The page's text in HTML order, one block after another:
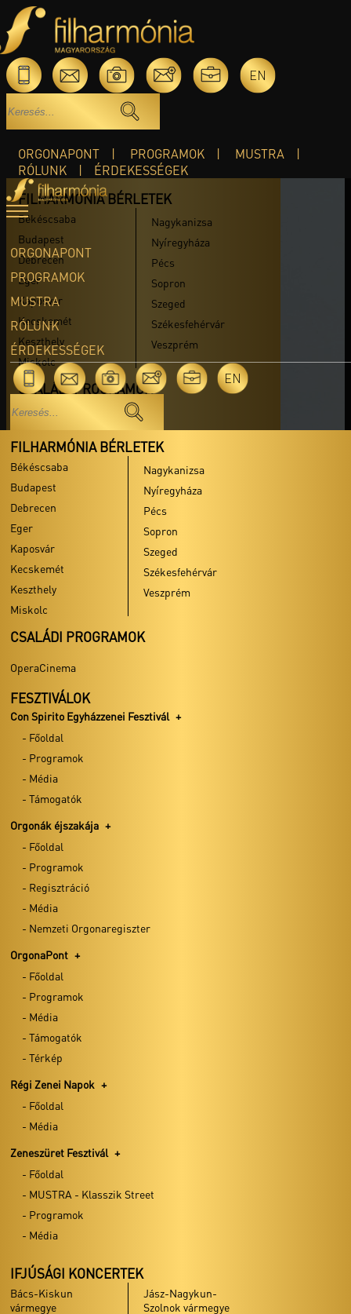
EN
ORGONAPONT PROGRAMOK
MUSTRA
RÓLUNK
ÉRDEKESSÉGEK
ORGONAPONT
PROGRAMOK
MUSTRA
RÓLUNK
ÉRDEKESSÉGEK
EN
FILHARMÓNIA BÉRLETEK
Békéscsaba
Budapest
Debrecen
Eger
Kaposvár
Kecskemét
Keszthely
Miskolc
Nagykanizsa
Nyíregyháza
Pécs
Sopron
Szeged
Székesfehérvár
Veszprém
CSALÁDI PROGRAMOK
OperaCinema
FESZTIVÁLOK
Con Spirito Egyházzenei Fesztivál
- Főoldal
- Programok
- Média
- Támogatók
Orgonák éjszakája
- Főoldal
- Programok
- Regisztráció
- Média
- Nemzeti Orgonaregiszter
OrgonaPont
- Főoldal
- Programok
- Média
- Támogatók
- Térkép
Régi Zenei Napok
- Főoldal
- Média
Zeneszüret Fesztivál
- Főoldal
- MUSTRA - Klasszik Street
- Programok
- Média
IFJÚSÁGI KONCERTEK
Bács-Kiskun
vármegye
Jász-Nagykun-
Szolnok vármegye
FILHARMÓNIA BÉRLETEK
Békéscsaba
Budapest
Debrecen
Eger
Kaposvár
Kecskemét
Keszthely
Miskolc
Nagykanizsa
Nyíregyháza
Pécs
Sopron
Szeged
Székesfehérvár
Veszprém
CSALÁDI PROGRAMOK
OperaCinema
FESZTIVÁLOK
Con Spirito Egyházzenei Fesztivál
- Főoldal
- Programok
- Média
- Támogatók
- Főoldal
- Regisztráció
Zeneszüret Fesztivál
- Főoldal
- MUSTRA - Klasszik Street
- Programok
- Média
Bács-Kiskun
vármegye
Baranya vármegye
Békés vármegye
Borsod-Abaúj-
Csongrád vármegye
Fejér vármegye
Győr-Moson-Sopron
vármegye
Hajdú-Bihar
Heves vármegye
Bereg vármegye
NYÁRI PROGRAMOK